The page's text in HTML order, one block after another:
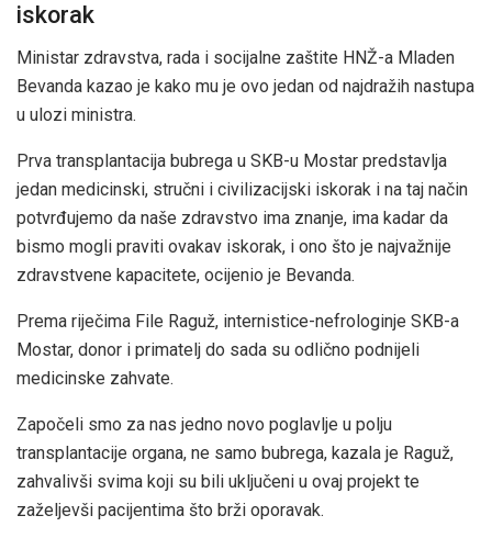
iskorak
Ministar zdravstva, rada i socijalne zaštite HNŽ-a Mladen
Bevanda kazao je kako mu je ovo jedan od najdražih nastupa
u ulozi ministra.
Prva transplantacija bubrega u SKB-u Mostar predstavlja
jedan medicinski, stručni i civilizacijski iskorak i na taj način
potvrđujemo da naše zdravstvo ima znanje, ima kadar da
bismo mogli praviti ovakav iskorak, i ono što je najvažnije
zdravstvene kapacitete, ocijenio je Bevanda.
Prema riječima File Raguž, internistice-nefrologinje SKB-a
Mostar, donor i primatelj do sada su odlično podnijeli
medicinske zahvate.
Započeli smo za nas jedno novo poglavlje u polju
transplantacije organa, ne samo bubrega, kazala je Raguž,
zahvalivši svima koji su bili uključeni u ovaj projekt te
zaželjevši pacijentima što brži oporavak.